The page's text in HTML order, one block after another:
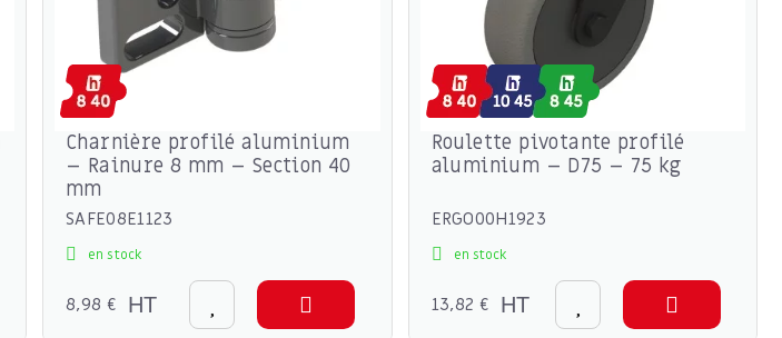
Charnière profilé aluminium
– Rainure 8 mm – Section 40
mm
SAFE08E1123
en stock
8,98 € HT
Roulette pivotante profilé
aluminium – D75 – 75 kg
ERGO00H1923
en stock
13,82 € HT